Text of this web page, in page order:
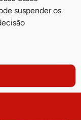
suspender os